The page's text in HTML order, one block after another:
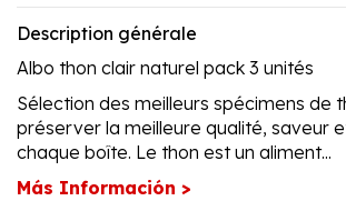
Description générale
Albo thon clair naturel pack 3 unités
Sélection des meilleurs spécimens de
préserver la meilleure qualité, saveur
chaque boîte. Le thon est un aliment...
Más Información >